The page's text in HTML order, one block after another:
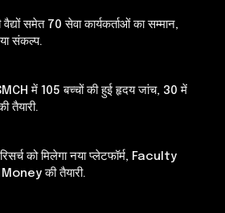
समेत 70 सेवा कार्यकर्ताओं का सम्मान,
संकल्प.
में 105 बच्चों की हुई हृदय जांच, 30 में
तैयारी.
को मिलेगा नया प्लेटफॉर्म, Faculty
की तैयारी.